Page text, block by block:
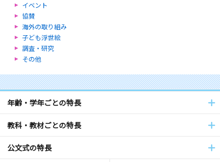
イベント
協賛
海外の取り組み
子ども浮世絵
調査・研究
その他
年齢・学年ごとの特長
教科・教材ごとの特長
公文式の特長